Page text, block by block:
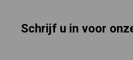
Schrijf u in voor